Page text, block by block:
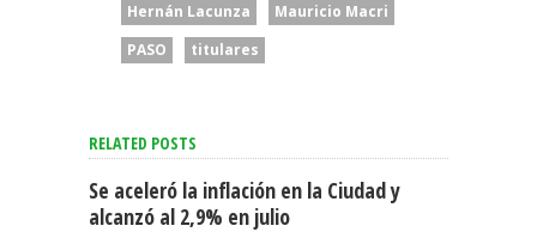
Hernán Lacunza
Mauricio Macri
PASO
titulares
RELATED POSTS
Se aceleró la inflación en la Ciudad y
alcanzó al 2,9% en julio